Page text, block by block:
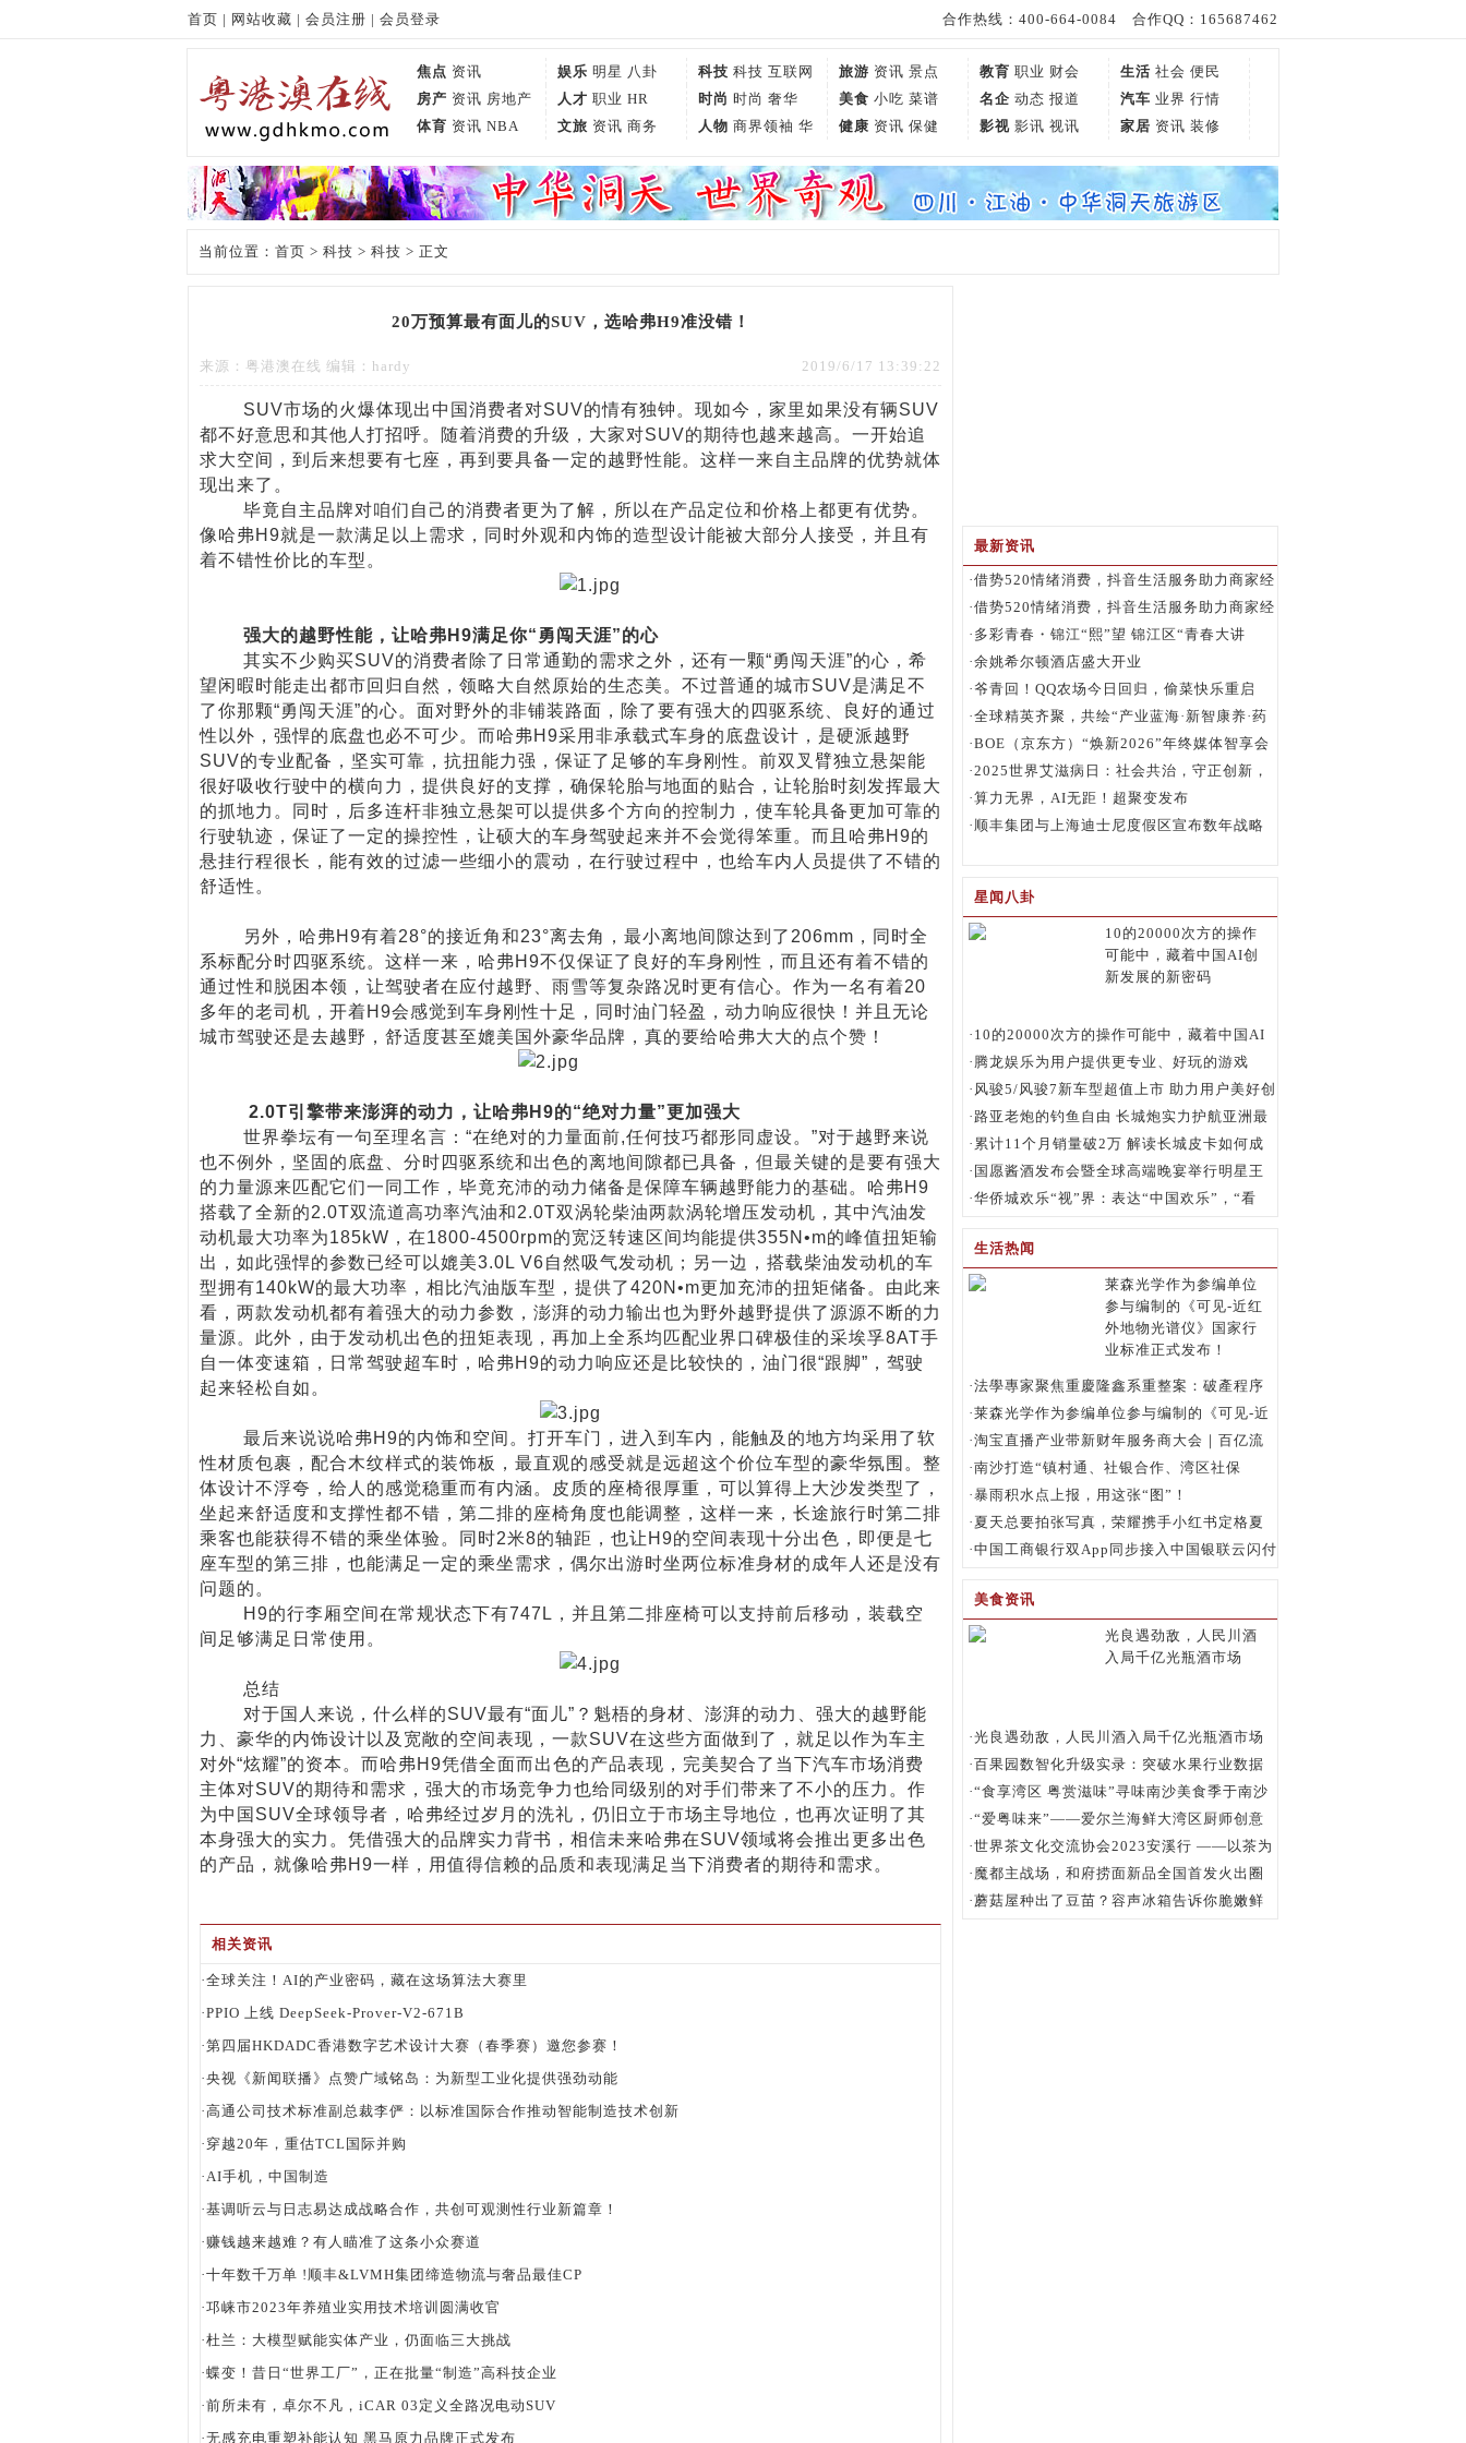
合作热线：400-664-0084 合作QQ：165687462
首页 | 网站收藏 | 会员注册 | 会员登录
焦点 资讯 娱乐 明星 八卦 科技 科技 互联网 旅游 资讯 景点 教育 职业 财会 生活 社会 便民
房产 资讯 房地产 人才 职业 HR 时尚 时尚 奢华 美食 小吃 菜谱 名企 动态 报道 汽车 业界 行情
体育 资讯 NBA 文旅 资讯 商务 人物 商界领袖 华
健康 资讯 保健 影视 影讯 视讯 家居 资讯 装修
当前位置： 首页 > 科技 > 科技 > 正文
最新资讯
·借势520情绪消费，抖音生活服务助力商家经
营增长
·借势520情绪消费，抖音生活服务助力商家经
营增长
· 多彩青春・锦江“熙”望 锦江区“青春大讲
堂”大思政课活动圆满举行
·余姚希尔顿酒店盛大开业
·爷青回！QQ农场今日回归，偷菜快乐重启
·全球精英齐聚，共绘“产业蓝海·新智康养·药
膳出海”新蓝图
·BOE（京东方）“焕新2026”年终媒体智享会
落地深圳 绘就显示产业生态新蓝图
·2025世界艾滋病日：社会共治，守正创新，
多方行动终结艾滋
·算力无界，AI无距！超聚变发布
FusionXpark™随身智能体开发平台
· 顺丰集团与上海迪士尼度假区宣布数年战略
星闻八卦
10的20000次方的操作
可能中，藏着中国AI创
新发展的新密码
· 10的20000次方的操作可能中，藏着中国AI
创新发展的新密码
· 腾龙娱乐为用户提供更专业、好玩的游戏
· 风骏5/风骏7新车型超值上市 助力用户美好创
富路
· 路亚老炮的钓鱼自由 长城炮实力护航亚洲最
大路亚赛事
· 累计11个月销量破2万 解读长城皮卡如何成
为圈内“顶流”
· 国愿酱酒发布会暨全球高端晚宴举行明星王
奕心助阵
·华侨城欢乐“视”界：表达“中国欢乐”，“看
生活热闻
莱森光学作为参编单位
参与编制的《可见-近红
外地物光谱仪》国家行
业标准正式发布！
·法學專家聚焦重慶隆鑫系重整案：破產程序
正當性如何平衡中國民企保護？
·莱森光学作为参编单位参与编制的《可见-近
红外地物光谱仪》国家行业标准正式发布！
·淘宝直播产业带新财年服务商大会｜百亿流
量扶持中小商家续写“源头奇迹”
·南沙打造“镇村通、社银合作、湾区社保
通”三大品牌 塑造广州社保经办服务先行典范
·暴雨积水点上报，用这张“图”！
· 夏天总要拍张写真，荣耀携手小红书定格夏
日瞬间
·中国工商银行双App同步接入中国银联云闪付
美食资讯
光良遇劲敌，人民川酒
入局千亿光瓶酒市场
·光良遇劲敌，人民川酒入局千亿光瓶酒市场
·百果园数智化升级实录：突破水果行业数据
应用“堵点”
·“食享湾区 粤赏滋味”寻味南沙美食季于南沙
花园酒店正式启动
·“爱粤味来”——爱尔兰海鲜大湾区厨师创意
大赛精彩来袭
·世界茶文化交流协会2023安溪行 ——以茶为
媒.凝聚侨力
· 魔都主战场，和府捞面新品全国首发火出圈
·蘑菇屋种出了豆苗？容声冰箱告诉你脆嫩鲜
20万预算最有面儿的SUV，选哈弗H9准没错！
2019/6/17 13:39:22
来源：粤港澳在线 编辑：hardy
SUV市场的火爆体现出中国消费者对SUV的情有独钟。现如今，家里如果没有辆SUV
都不好意思和其他人打招呼。随着消费的升级，大家对SUV的期待也越来越高。一开始追
求大空间，到后来想要有七座，再到要具备一定的越野性能。这样一来自主品牌的优势就体
现出来了。
毕竟自主品牌对咱们自己的消费者更为了解，所以在产品定位和价格上都更有优势。
像哈弗H9就是一款满足以上需求，同时外观和内饰的造型设计能被大部分人接受，并且有
着不错性价比的车型。
强大的越野性能，让哈弗H9满足你“勇闯天涯”的心
其实不少购买SUV的消费者除了日常通勤的需求之外，还有一颗“勇闯天涯”的心，希
望闲暇时能走出都市回归自然，领略大自然原始的生态美。不过普通的城市SUV是满足不
了你那颗“勇闯天涯”的心。面对野外的非铺装路面，除了要有强大的四驱系统、良好的通过
性以外，强悍的底盘也必不可少。而哈弗H9采用非承载式车身的底盘设计，是硬派越野
SUV的专业配备，坚实可靠，抗扭能力强，保证了足够的车身刚性。前双叉臂独立悬架能
很好吸收行驶中的横向力，提供良好的支撑，确保轮胎与地面的贴合，让轮胎时刻发挥最大
的抓地力。同时，后多连杆非独立悬架可以提供多个方向的控制力，使车轮具备更加可靠的
行驶轨迹，保证了一定的操控性，让硕大的车身驾驶起来并不会觉得笨重。而且哈弗H9的
悬挂行程很长，能有效的过滤一些细小的震动，在行驶过程中，也给车内人员提供了不错的
舒适性。
另外，哈弗H9有着28°的接近角和23°离去角，最小离地间隙达到了206mm，同时全
系标配分时四驱系统。这样一来，哈弗H9不仅保证了良好的车身刚性，而且还有着不错的
通过性和脱困本领，让驾驶者在应付越野、雨雪等复杂路况时更有信心。作为一名有着20
多年的老司机，开着H9会感觉到车身刚性十足，同时油门轻盈，动力响应很快！并且无论
城市驾驶还是去越野，舒适度甚至媲美国外豪华品牌，真的要给哈弗大大的点个赞！
2.0T引擎带来澎湃的动力，让哈弗H9的“绝对力量”更加强大
世界拳坛有一句至理名言：“在绝对的力量面前,任何技巧都形同虚设。”对于越野来说
也不例外，坚固的底盘、分时四驱系统和出色的离地间隙都已具备，但最关键的是要有强大
的力量源来匹配它们一同工作，毕竟充沛的动力储备是保障车辆越野能力的基础。哈弗H9
搭载了全新的2.0T双流道高功率汽油和2.0T双涡轮柴油两款涡轮增压发动机，其中汽油发
动机最大功率为185kW，在1800-4500rpm的宽泛转速区间均能提供355N•m的峰值扭矩输
出，如此强悍的参数已经可以媲美3.0L V6自然吸气发动机；另一边，搭载柴油发动机的车
型拥有140kW的最大功率，相比汽油版车型，提供了420N•m更加充沛的扭矩储备。由此来
看，两款发动机都有着强大的动力参数，澎湃的动力输出也为野外越野提供了源源不断的力
量源。此外，由于发动机出色的扭矩表现，再加上全系均匹配业界口碑极佳的采埃孚8AT手
自一体变速箱，日常驾驶超车时，哈弗H9的动力响应还是比较快的，油门很“跟脚”，驾驶
起来轻松自如。
最后来说说哈弗H9的内饰和空间。打开车门，进入到车内，能触及的地方均采用了软
性材质包裹，配合木纹样式的装饰板，最直观的感受就是远超这个价位车型的豪华氛围。整
体设计不浮夸，给人的感觉稳重而有内涵。皮质的座椅很厚重，可以算得上大沙发类型了，
坐起来舒适度和支撑性都不错，第二排的座椅角度也能调整，这样一来，长途旅行时第二排
乘客也能获得不错的乘坐体验。同时2米8的轴距，也让H9的空间表现十分出色，即便是七
座车型的第三排，也能满足一定的乘坐需求，偶尔出游时坐两位标准身材的成年人还是没有
问题的。
H9的行李厢空间在常规状态下有747L，并且第二排座椅可以支持前后移动，装载空
间足够满足日常使用。
总结
对于国人来说，什么样的SUV最有“面儿”？魁梧的身材、澎湃的动力、强大的越野能
力、豪华的内饰设计以及宽敞的空间表现，一款SUV在这些方面做到了，就足以作为车主
对外“炫耀”的资本。而哈弗H9凭借全面而出色的产品表现，完美契合了当下汽车市场消费
主体对SUV的期待和需求，强大的市场竞争力也给同级别的对手们带来了不小的压力。作
为中国SUV全球领导者，哈弗经过岁月的洗礼，仍旧立于市场主导地位，也再次证明了其
本身强大的实力。凭借强大的品牌实力背书，相信未来哈弗在SUV领域将会推出更多出色
的产品，就像哈弗H9一样，用值得信赖的品质和表现满足当下消费者的期待和需求。
相关资讯
·全球关注！AI的产业密码，藏在这场算法大赛里
·PPIO 上线 DeepSeek-Prover-V2-671B
·第四届HKDADC香港数字艺术设计大赛（春季赛）邀您参赛！
·央视《新闻联播》点赞广域铭岛：为新型工业化提供强劲动能
·高通公司技术标准副总裁李俨：以标准国际合作推动智能制造技术创新
· 穿越20年，重估TCL国际并购
·AI手机，中国制造
·基调听云与日志易达成战略合作，共创可观测性行业新篇章！
·赚钱越来越难？有人瞄准了这条小众赛道
·十年数千万单 !顺丰&LVMH集团缔造物流与奢品最佳CP
·邛崃市2023年养殖业实用技术培训圆满收官
·杜兰：大模型赋能实体产业，仍面临三大挑战
·蝶变！昔日“世界工厂”，正在批量“制造”高科技企业
·前所未有，卓尔不凡，iCAR 03定义全路况电动SUV
·无感充电重塑补能认知 黑马原力品牌正式发布